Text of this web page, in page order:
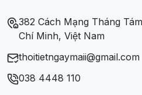
382 Cách Mạng Tháng
Chí Minh, Việt Nam
thoitietngaymaii@gmail.com
038 4448 110